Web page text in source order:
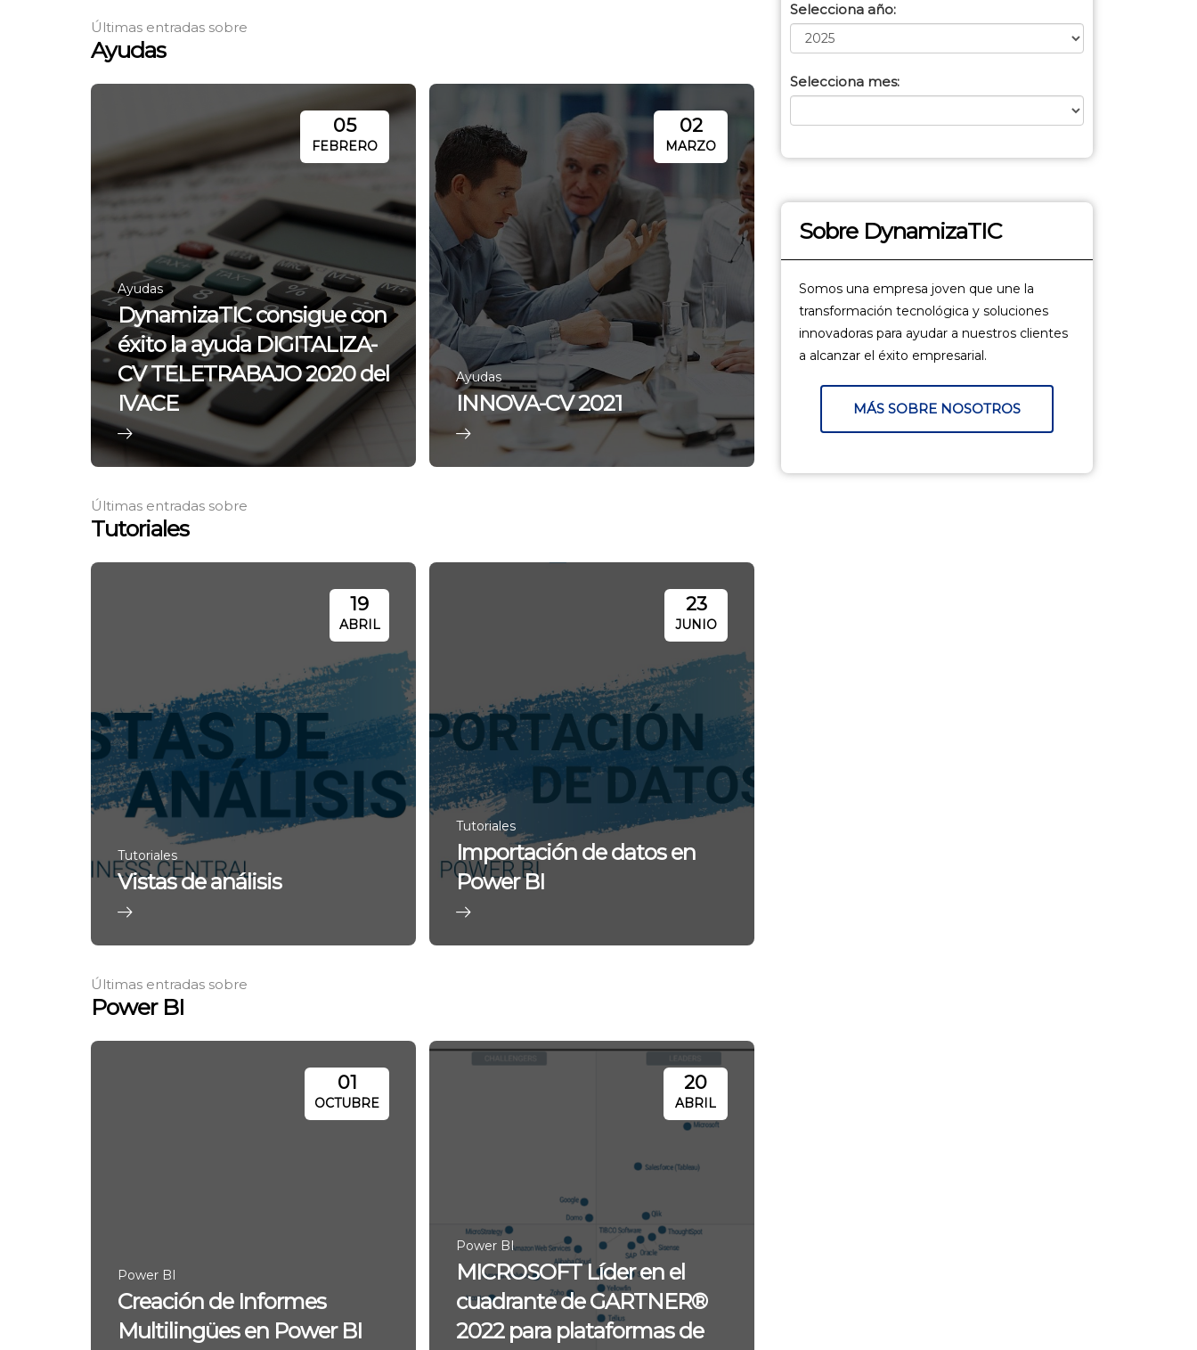
Últimas entradas sobre
Ayudas
05
FEBRERO
Ayudas
DynamizaTIC consigue con
éxito la ayuda DIGITALIZA-
CV TELETRABAJO 2020 del
IVACE
02
MARZO
Ayudas
INNOVA-CV 2021
Últimas entradas sobre
Tutoriales
19
ABRIL
Tutoriales
Vistas de análisis
23
JUNIO
Tutoriales
Importación de datos en
Power BI
Últimas entradas sobre
Power BI
01
OCTUBRE
Power BI
Creación de Informes
Multilingües en Power BI
20
ABRIL
Power BI
MICROSOFT Líder en el
cuadrante de GARTNER®
2022 para plataformas de
Selecciona año:
Selecciona mes:
Sobre DynamizaTIC
Somos una empresa joven que une la
transformación tecnológica y soluciones
innovadoras para ayudar a nuestros clientes
a alcanzar el éxito empresarial.
MÁS SOBRE NOSOTROS